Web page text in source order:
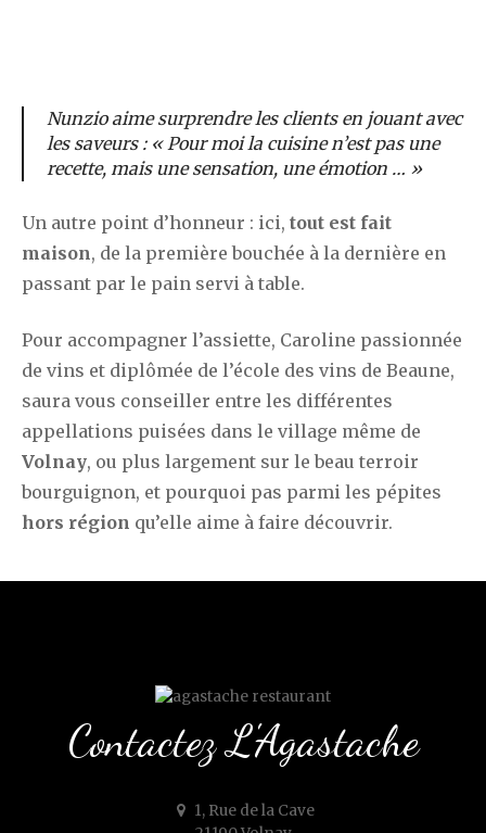
Nunzio aime surprendre les clients en jouant avec
les saveurs : « Pour moi la cuisine n’est pas une
recette, mais une sensation, une émotion … »
Un autre point d’honneur : ici,tout est fait
maison, de la première bouchée à la dernière en
passant par le pain servi à table.
Pour accompagner l’assiette, Caroline passionnée
de vins et diplômée de l’école des vins de Beaune,
saura vous conseiller entre les différentes
appellations puisées dans le village même de
Volnay, ou plus largement sur le beau terroir
bourguignon, et pourquoi pas parmi les pépites
hors région qu’elle aime à faire découvrir.
Contactez L'Agastache
1, Rue de la Cave